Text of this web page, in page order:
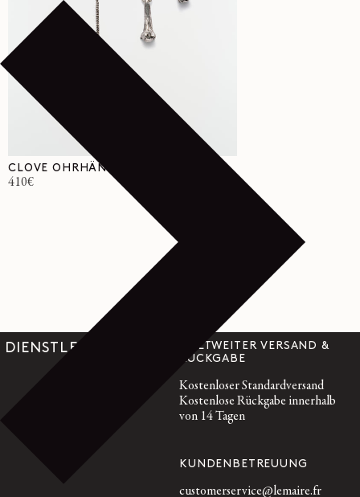
CLOVE OHRHÄNGER
Normaler
410€
DIENSTLEISTUNGEN
WELTWEITER VERSAND &
RÜCKGABE
Kostenloser Standardversand
Kostenlose Rückgabe innerhalb
von 14 Tagen
KUNDENBETREUUNG
customerservice@lemaire.fr